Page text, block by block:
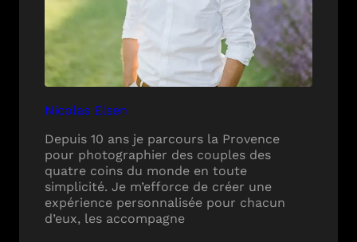
Nicolas Elsen
Depuis 10 ans je parcours la Provence
pour photographier des couples des
quatre coins du monde en toute
simplicité. Je m’efforce de créer une
expérience personnalisée pour chacun
d’eux, les accompagne